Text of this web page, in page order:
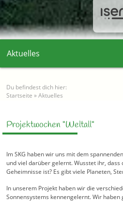
Aktuelles
Du befindest dich hier:
Startseite »Aktuelles
Projektwochen "Weltall"
Im SKG haben wir uns mit dem
und viel darüber gelernt. Wusstet ihr,
Geheimnisse ist? Es gibt viele Planeten,
In unserem Projekt haben wir die
Sonnensystems kennengelernt. Wir